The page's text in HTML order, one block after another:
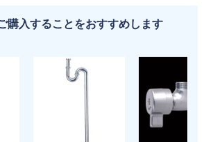
購入することをおすすめします